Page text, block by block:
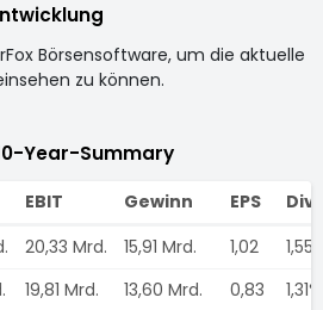
Börsensoftware, um die aktuelle
zu können.
Year-Summary
EBIT Gewinn EPS
20,33 Mrd. 15,91 Mrd. 1,02
19,81 Mrd. 13,60 Mrd. 0,83 1,31%